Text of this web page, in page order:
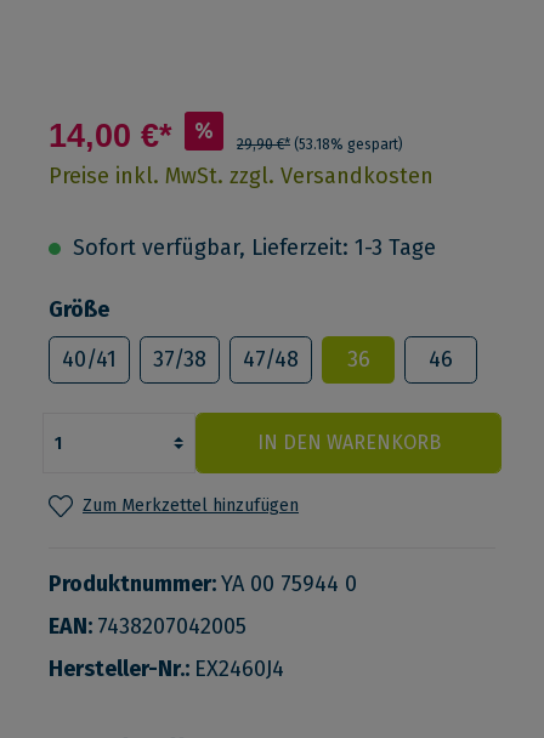
14,00 €* % 29,90 €* (53.18% gespart)
Preise inkl. MwSt. zzgl. Versandkosten
Sofort verfügbar, Lieferzeit: 1-3 Tage
Größe
40/41
37/38 47/48 36 46
IN DEN WARENKORB
Zum Merkzettel hinzufügen
Produktnummer:YA 00 75944 0
EAN: 7438207042005
Hersteller-Nr.: EX2460J4